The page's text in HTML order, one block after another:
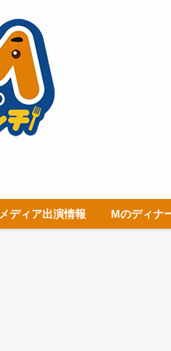
メディア出演情報 Mのディナ